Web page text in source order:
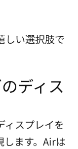
しい選択肢で
ディス
スプレイを
します。Airは